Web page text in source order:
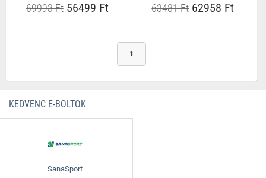
69993 Ft56499 Ft 63481 Ft62958 Ft
1
KEDVENC E-BOLTOK
SanaSport